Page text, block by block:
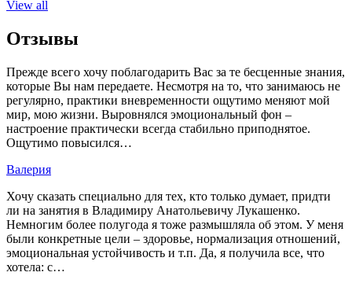
View all
Отзывы
Прежде всего хочу поблагодарить Вас за те бесценные знания,
которые Вы нам передаете. Несмотря на то, что занимаюсь не
регулярно, практики вневременности ощутимо меняют мой
мир, мою жизни. Выровнялся эмоциональный фон –
настроение практически всегда стабильно приподнятое.
Ощутимо повысился…
Валерия
Хочу сказать специально для тех, кто только думает, придти
ли на занятия в Владимиру Анатольевичу Лукашенко.
Немногим более полугода я тоже размышляла об этом. У меня
были конкретные цели – здоровье, нормализация отношений,
эмоциональная устойчивость и т.п. Да, я получила все, что
хотела: с…